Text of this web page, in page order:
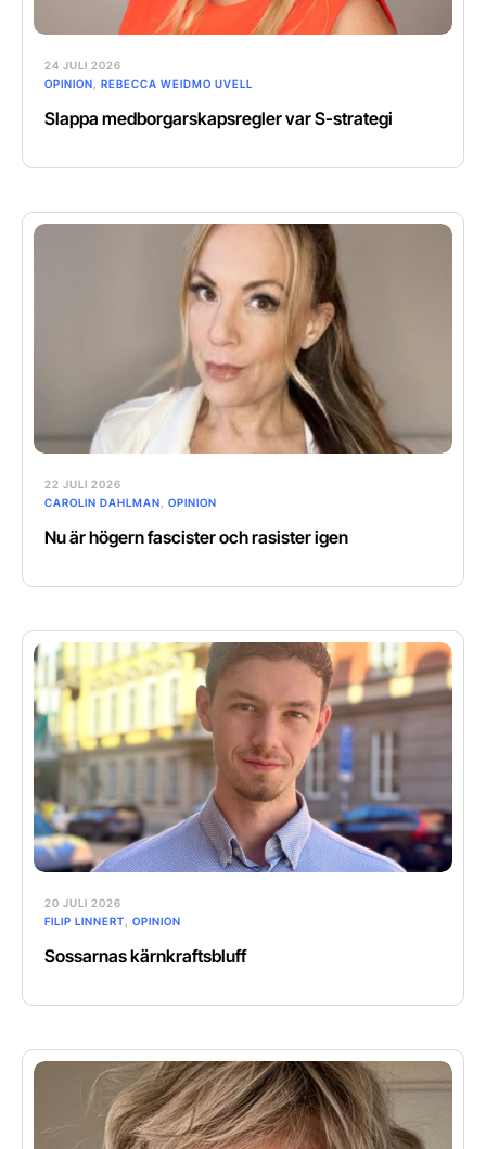
24 JULI 2026
OPINION
REBECCA WEIDMO UVELL
Slappa medborgarskapsregler var S-strategi
22 JULI 2026
CAROLIN DAHLMAN
OPINION
Nu är högern fascister och rasister igen
20 JULI 2026
FILIP LINNERT
OPINION
Sossarnas kärnkraftsbluff